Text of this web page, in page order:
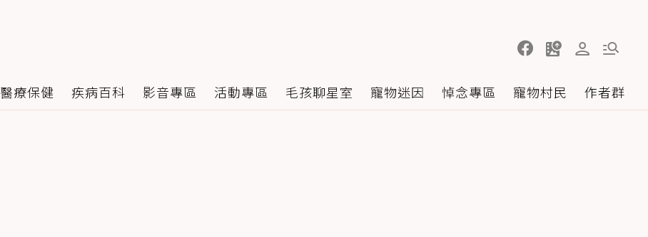
醫療保健 疾病百科 影音專區 活動專區 毛孩聊星室 寵物迷因 悼念專區 寵物村民 作者群